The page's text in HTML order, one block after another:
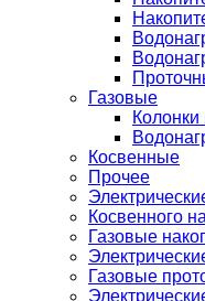
Газовые
Колонки
Косвенные
Прочее
Косвенного
Газовые
Газовые